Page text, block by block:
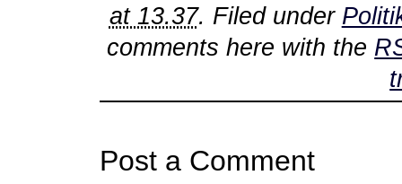
at 13.37. Filed under
comments here with the
Post a Comment